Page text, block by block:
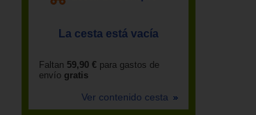
La cesta está vacía
Faltan 59,90 € para gastos de
envío gratis
Ver contenido cesta